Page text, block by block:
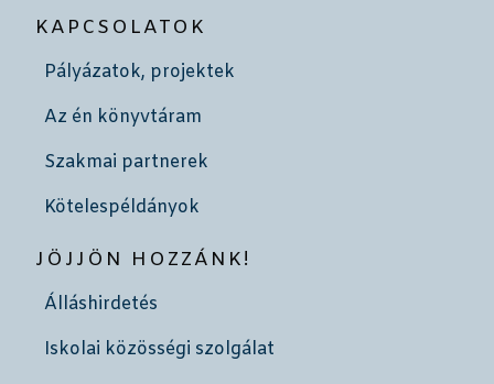
KAPCSOLATOK
Pályázatok, projektek
Az én könyvtáram
Szakmai partnerek
Kötelespéldányok
JÖJJÖN HOZZÁNK!
Álláshirdetés
Iskolai közösségi szolgálat